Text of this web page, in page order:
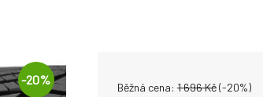
-20%
Běžná cena: 1 696Kč(-20%)